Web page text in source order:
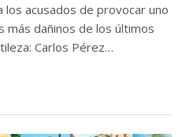
los acusados de provocar uno
más dañinos de los últimos
Carlos Pérez…